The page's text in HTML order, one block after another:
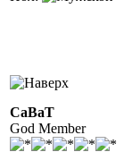
CaBaT
God Member